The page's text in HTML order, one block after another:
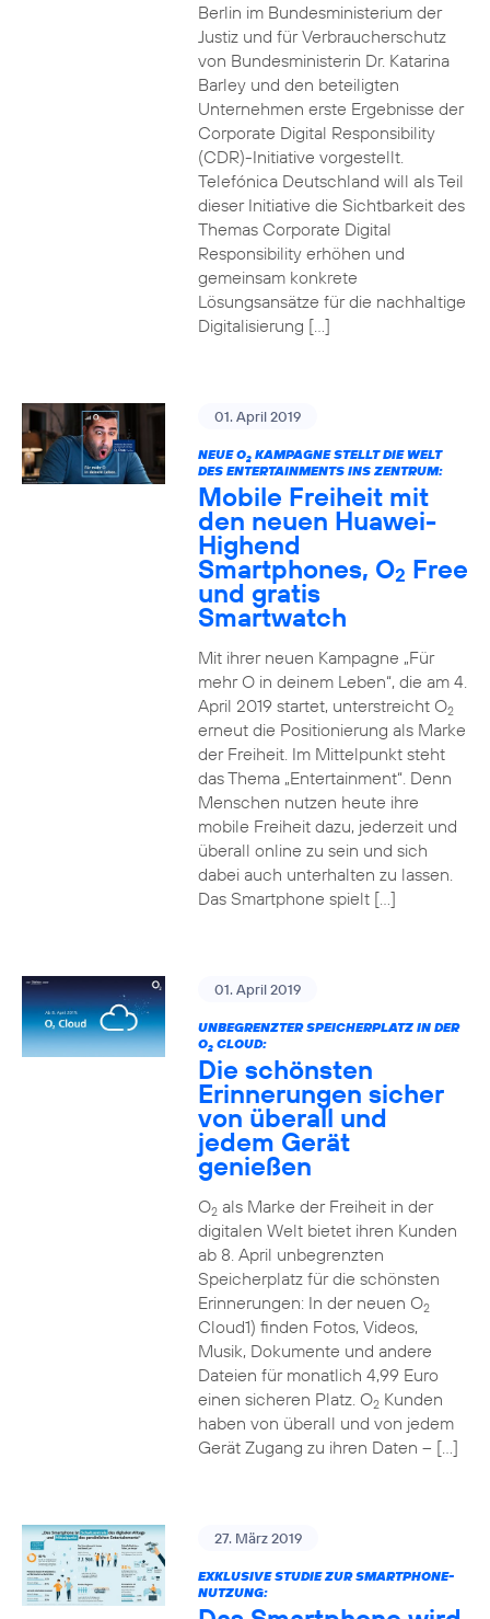
Berlin im Bundesministerium der
Justiz und für Verbraucherschutz
von Bundesministerin Dr. Katarina
Barley und den beteiligten
Unternehmen erste Ergebnisse der
Corporate Digital Responsibility
(CDR)-Initiative vorgestellt.
Telefónica Deutschland will als Teil
dieser Initiative die Sichtbarkeit des
Themas Corporate Digital
Responsibility erhöhen und
gemeinsam konkrete
Lösungsansätze für die nachhaltige
Digitalisierung […]
01. April 2019
NEUE O2KAMPAGNE STELLT DIE WELT
DES ENTERTAINMENTS INS ZENTRUM:
Mobile Freiheit mit
den neuen Huawei-
Highend
Smartphones, O2 Free
und gratis
Smartwatch
Mit ihrer neuen Kampagne „Für
mehr O in deinem Leben“, die am 4.
April 2019 startet, unterstreicht O2
erneut die Positionierung als Marke
der Freiheit. Im Mittelpunkt steht
das Thema „Entertainment“. Denn
Menschen nutzen heute ihre
mobile Freiheit dazu, jederzeit und
überall online zu sein und sich
dabei auch unterhalten zu lassen.
Das Smartphone spielt […]
01. April 2019
UNBEGRENZTER SPEICHERPLATZ IN DER
O2CLOUD:
Die schönsten
Erinnerungen sicher
von überall und
jedem Gerät
genießen
O2als Marke der Freiheit in der
digitalen Welt bietet ihren Kunden
ab 8. April unbegrenzten
Speicherplatz für die schönsten
Erinnerungen: In der neuen O2
Cloud1) finden Fotos, Videos,
Musik, Dokumente und andere
Dateien für monatlich 4,99 Euro
einen sicheren Platz. O2Kunden
haben von überall und von jedem
Gerät Zugang zu ihren Daten – […]
27. März 2019
EXKLUSIVE STUDIE ZUR SMARTPHONE-
NUTZUNG: